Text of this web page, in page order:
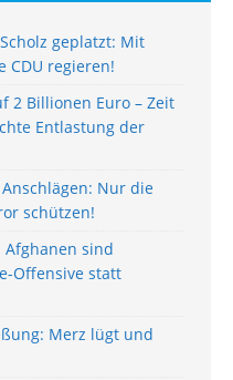
geplatzt: Mit
CDU regieren!
2 Billionen Euro – Zeit
Entlastung der
Nur die
schützen!
Afghanen sind
Offensive statt
Merz lügt und